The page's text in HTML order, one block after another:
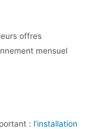
offres
mensuel
: l’installation